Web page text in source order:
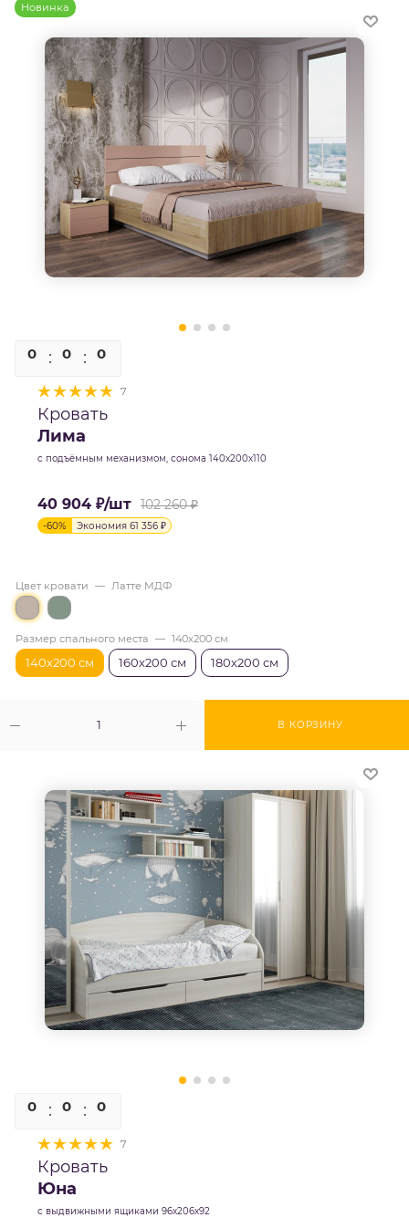
Новинка
0 0 0
7
Кровать
Лима
с подъёмным механизмом, сонома 140х200х110
40 904 ₽/шт 102 260₽
-60% Экономия 61 356 ₽
В КОРЗИНУ
Цвет кровати — Латте МДФ
Размер спального места — 140х200 см
140х200 см 160х200 см 180х200 см
0 0 0
7
Кровать
Юна
с выдвижными ящиками 96х206х92